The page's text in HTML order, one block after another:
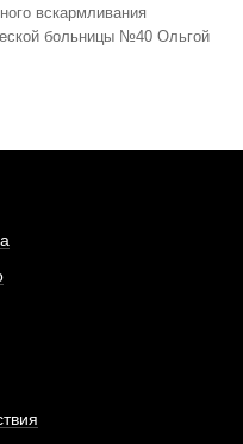
вскармливания
больницы №40 Ольгой